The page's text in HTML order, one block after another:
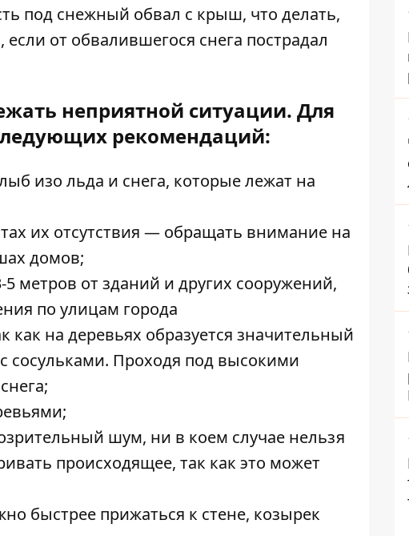
под снежный обвал с крыш, что делать,
от обвалившегося снега пострадал
неприятной ситуации. Для
рекомендаций:
изо льда и снега, которые лежат на
их отсутствия — обращать внимание на
домов;
метров от зданий и других сооружений,
по улицам города
как на деревьях образуется значительный
сосульками. Проходя под высокими
шум, ни в коем случае нельзя
происходящее, так как это может
быстрее прижаться к стене, козырек